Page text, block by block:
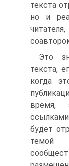
текста
но и
Это
текста,
когда
время,
будет
темой